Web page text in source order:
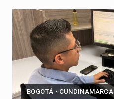
BOGOTÁ - CUNDINAMARCA